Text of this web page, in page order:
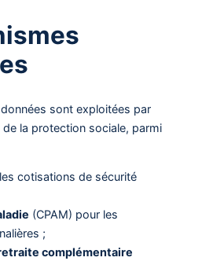
sont exploitées par
la protection sociale, parmi
cotisations de sécurité
(CPAM) pour les
;
complémentaire